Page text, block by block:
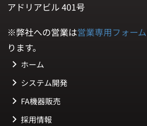
アドリアビル 401号
※弊社への営業は営業専用フォーム
ります。
ホーム
システム開発
FA機器販売
採用情報